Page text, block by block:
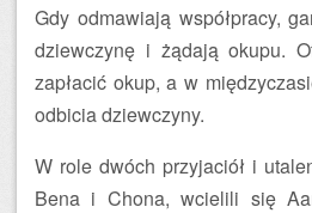
Gdy odmawiają współpracy,
dziewczynę i żądają okupu.
zapłacić okup, a w
odbicia dziewczyny.
W role dwóch przyjaciół i
Bena i Chona, wcielili się